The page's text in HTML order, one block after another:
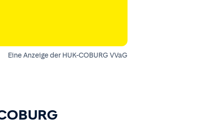
Eine Anzeige der HUK-COBURG VVaG